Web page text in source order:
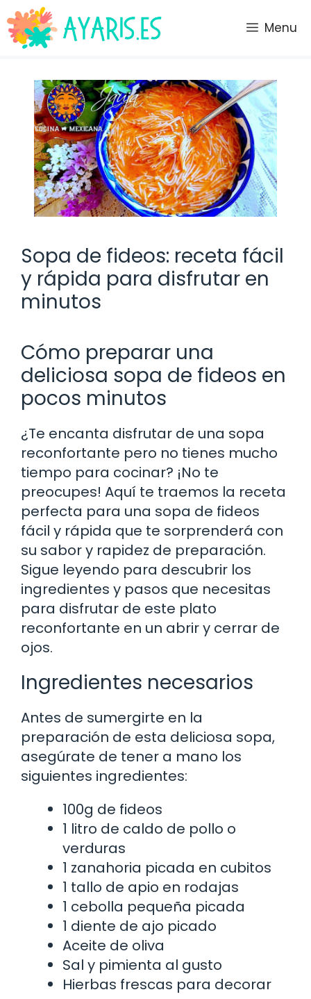
Saltar
al
contenido
Menu
Sopa de fideos: receta fácil
y rápida para disfrutar en
minutos
Cómo preparar una
deliciosa sopa de fideos en
pocos minutos
¿Te encanta disfrutar de una sopa
reconfortante pero no tienes mucho
tiempo para cocinar? ¡No te
preocupes! Aquí te traemos la receta
perfecta para una sopa de fideos
fácil y rápida que te sorprenderá con
su sabor y rapidez de preparación.
Sigue leyendo para descubrir los
ingredientes y pasos que necesitas
para disfrutar de este plato
reconfortante en un abrir y cerrar de
ojos.
Ingredientes necesarios
Antes de sumergirte en la
preparación de esta deliciosa sopa,
asegúrate de tener a mano los
siguientes ingredientes:
100g de fideos
1 litro de caldo de pollo o
verduras
1 zanahoria picada en cubitos
1 tallo de apio en rodajas
1 cebolla pequeña picada
1 diente de ajo picado
Aceite de oliva
Sal y pimienta al gusto
Hierbas frescas para decorar